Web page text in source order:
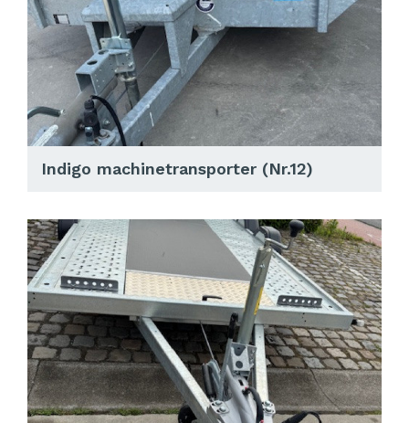
Indigo machinetransporter (Nr.12)